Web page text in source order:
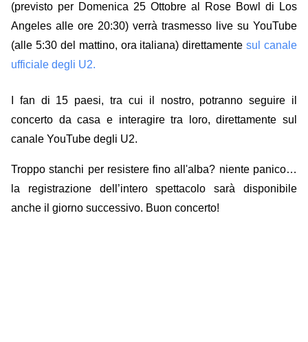
(previsto per Domenica 25 Ottobre al Rose Bowl di Los
Angeles alle ore 20:30) verrà trasmesso live su YouTube
(alle 5:30 del mattino, ora italiana) direttamente sul canale
ufficiale degli U2.
I fan di 15 paesi, tra cui il nostro, potranno seguire il
concerto da casa e interagire tra loro, direttamente sul
canale YouTube degli U2.
Troppo stanchi per resistere fino all'alba? niente panico…
la registrazione dell’intero spettacolo sarà disponibile
anche il giorno successivo. Buon concerto!